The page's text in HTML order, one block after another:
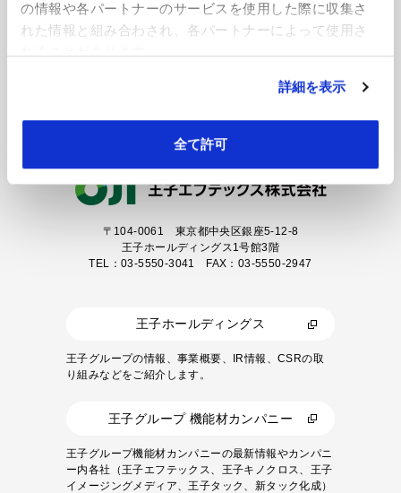
の情報や各パートナーのサービスを使用した際に収集さ
れた情報と組み合わされ、各パートナーによって使用さ
詳細を表示
全て許可
〒104-0061 東京都中央区銀座5-12-8
王子ホールディングス1号館3階
TEL：03-5550-3041 FAX：03-5550-2947
王子ホールディングス
王子グループの情報、事業概要、IR情報、CSRの取
り組みなどをご紹介します。
王子グループ 機能材カンパニー
王子グループ機能材カンパニーの最新情報やカンパニ
ー内各社（王子エフテックス、王子キノクロス、王子
イメージングメディア、王子タック、新タック化成）
ニュース